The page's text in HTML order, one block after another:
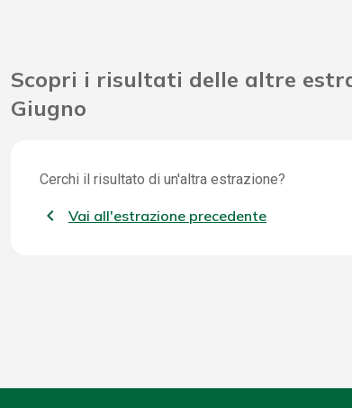
Scopri i risultati delle altre
Giugno
Cerchi il risultato di un'altra estrazione?
Vai all'estrazione precedente